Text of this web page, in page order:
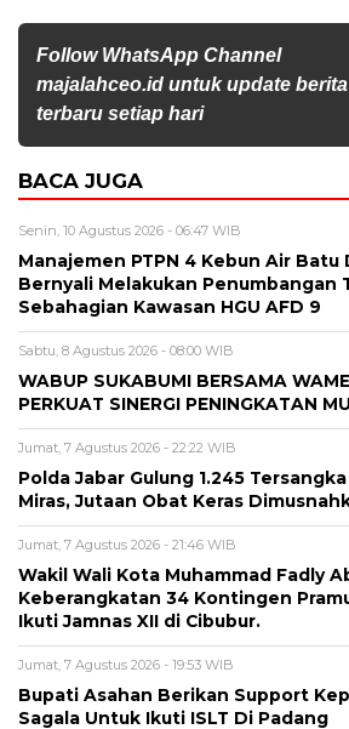
Follow WhatsApp Channel
majalahceo.id untuk update berita
terbaru setiap hari
BACA JUGA
Senin, 10 Agustus 2026 - 06:47 WIB
Manajemen PTPN 4 Kebun Air Batu
Bernyali Melakukan Penumbangan
Sebahagian Kawasan HGU AFD 9
Sabtu, 8 Agustus 2026 - 08:00 WIB
WABUP SUKABUMI BERSAMA
PERKUAT SINERGI PENINGKATAN
Jumat, 7 Agustus 2026 - 22:22 WIB
Polda Jabar Gulung 1.245
Miras, Jutaan Obat Keras
Jumat, 7 Agustus 2026 - 21:46 WIB
Wakil Wali Kota Muhammad Fadly
Keberangkatan 34 Kontingen
Ikuti Jamnas XII di Cibubur.
Jumat, 7 Agustus 2026 - 19:53 WIB
Bupati Asahan Berikan Support
Sagala Untuk Ikuti ISLT Di Padang